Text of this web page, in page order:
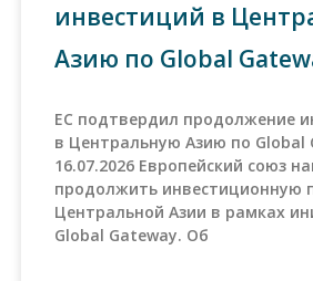
инвестиций в
Азию по Global
ЕС подтвердил продолжение
в Центральную Азию по Global
16.07.2026 Европейский союз
продолжить инвестиционную
Центральной Азии в рамках
Global Gateway. Об